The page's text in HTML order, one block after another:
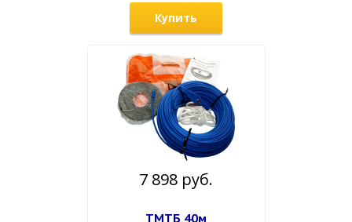
Купить
7 898 руб.
ТМТБ 40м